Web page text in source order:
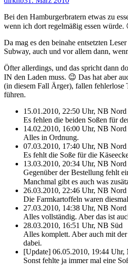
Bei den Hamburgerbratern etwas zu
wenn ich dort regelmäßig essen würde.
Da mag es den beinahe entsetzten
Subway, auch und vor allem dann,
Öfter allerdings, und das spricht dann
IN den Laden muss. 😉 Das hat aber
(in diesem Fall Ärger), fallen fehlerlose
führen.
15.01.2010, 22:50 Uhr, NB Nord
Es fehlen die beiden Soßen für
14.02.2010, 16:00 Uhr, NB Nord
Alles in Ordnung.
07.03.2010, 17:40 Uhr, NB Nord
Es fehlt die Soße für die
13.03.2010, 20:34 Uhr, NB Nord
Gegenüber der Bestellung fehlt
Manchmal gibt es auch was
26.03.2010, 22:46 Uhr, NB Nord
Die Farmkartoffeln waren
27.03.2010, 14:38 Uhr, NB Nord
Alles vollständig. Aber das ist
28.03.2010, 16:51 Uhr, NB Süd
Alles komplett. Aber auch mit
dabei.
[Update] 06.05.2010, 19:44 Uhr,
Sonst fehlte ja immer mal eine